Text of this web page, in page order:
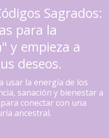
Sagrados:
para la
y empieza a
deseos.
usar la energía de los
sanación y bienestar a
conectar con una
ancestral.